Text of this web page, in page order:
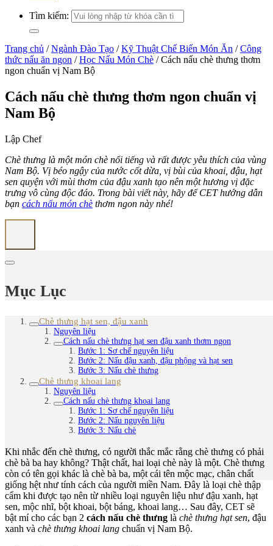
Tìm kiếm:
Trang chủ / Ngành Đào Tạo / Kỹ Thuật Chế Biến Món Ăn / Công
thức nấu ăn ngon / Học Nấu Món Chè / Cách nấu chè thưng thơm
ngon chuẩn vị Nam Bộ
Cách nấu chè thưng thơm ngon chuẩn vị
Nam Bộ
Lập Chef
Chè thưng là một món chè nổi tiếng và rất được yêu thích của vùng
Nam Bộ. Vị béo ngậy của nước cốt dừa, vị bùi của khoai, đậu, hạt
sen quyện với mùi thơm của đậu xanh tạo nên một hương vị đặc
trưng vô cùng độc đáo. Trong bài viết này, hãy để CET hướng dẫn
bạn cách nấu món chè thơm ngon này nhé!
Mục Lục
Chè thưng hạt sen, đậu xanh
Nguyên liệu
Cách nấu chè thưng hạt sen đậu xanh thơm ngon
Bước 1: Sơ chế nguyên liệu
Bước 2: Nấu đậu xanh, đậu phộng và hạt sen
Bước 3: Nấu chè thưng
Chè thưng khoai lang
Nguyên liệu
Cách nấu chè thưng khoai lang
Bước 1: Sơ chế nguyên liệu
Bước 2: Nấu nguyên liệu
Bước 3: Nấu chè
Khi nhắc đến chè thưng, có người thắc mắc rằng chè thưng có phải
chè bà ba hay không? Thật chất, hai loại chè này là một. Chè thưng
còn có tên gọi khác là chè bà ba, một cái tên mộc mạc, chân chất
giống hệt như tính cách của người miền Nam. Đây là loại chè thập
cẩm khi được tạo nên từ nhiều loại nguyên liệu như đậu xanh, hạt
sen, mộc nhĩ, bột khoai, bột báng, khoai lang… Sau đây, CET sẽ
bật mí cho các bạn 2 cách nấu chè thưng là chè thưng hạt sen, đậu
xanh và chè thưng khoai lang chuẩn vị Nam Bộ.